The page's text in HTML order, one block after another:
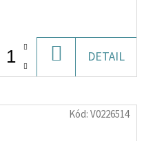
KOŠÍKU
DETAIL
Kód:V0226514